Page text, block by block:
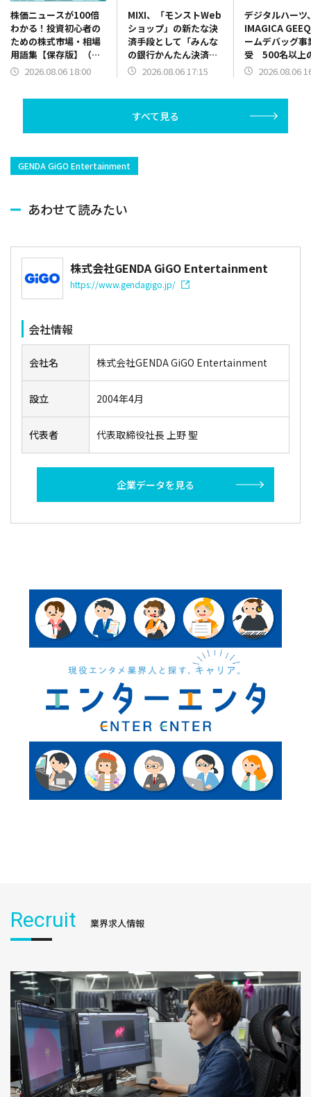
株価ニュースが100倍
わかる！投資初心者の
ための株式市場・相場
用語集【保存版】（基
本用語編⑩）
2026.08.06 18:00
MIXI、「モンストWeb
ショップ」の新たな決
済手段として「みんな
の銀行かんたん決済」
を導入！
2026.08.06 17:15
デジタルハーツ
IMAGICA
ームデバッグ事
受 500名以上
と国内3拠点を
2026.08.06
すべて見る
GENDA GiGO Entertainment
あわせて読みたい
株式会社GENDA GiGO Entertainment
https://www.gendagigo.jp/
会社情報
会社名 株式会社GENDA GiGO Entertainment
設立 2004年4月
代表者 代表取締役社長 上野 聖
企業データを見る
Recruit 業界求人情報